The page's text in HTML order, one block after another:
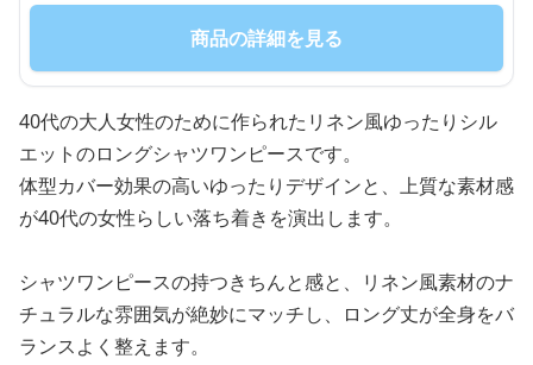
商品の詳細を見る
40代の大人女性のために作られたリネン風ゆったりシル
エットのロングシャツワンピースです。
体型カバー効果の高いゆったりデザインと、上質な素材感
が40代の女性らしい落ち着きを演出します。
シャツワンピースの持つきちんと感と、リネン風素材のナ
チュラルな雰囲気が絶妙にマッチし、ロング丈が全身をバ
ランスよく整えます。